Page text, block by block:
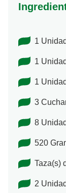
1
1
1
3
8
520
Taza(s)
2